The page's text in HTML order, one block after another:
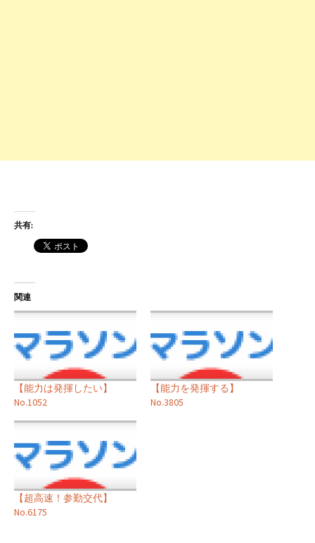
共有:
関連
【能力は発揮したい】
No.1052
【能力を発揮する】
No.3805
【超高速！参勤交代】
No.6175